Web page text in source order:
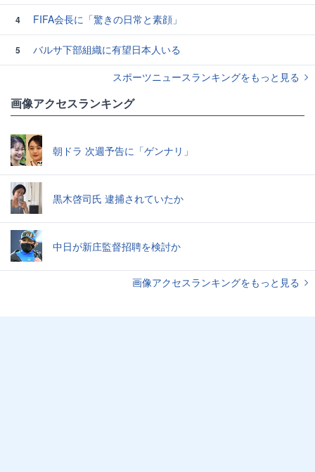
4 FIFA会長に「驚きの日常と素顔」
5
バルサ下部組織に有望日本人いる
スポーツニュースランキングをもっと見る
画像アクセスランキング
朝ドラ 次週予告に「ゲンナリ」
黒木啓司氏 逮捕されていたか
中日が新庄監督招聘を検討か
画像アクセスランキングをもっと見る